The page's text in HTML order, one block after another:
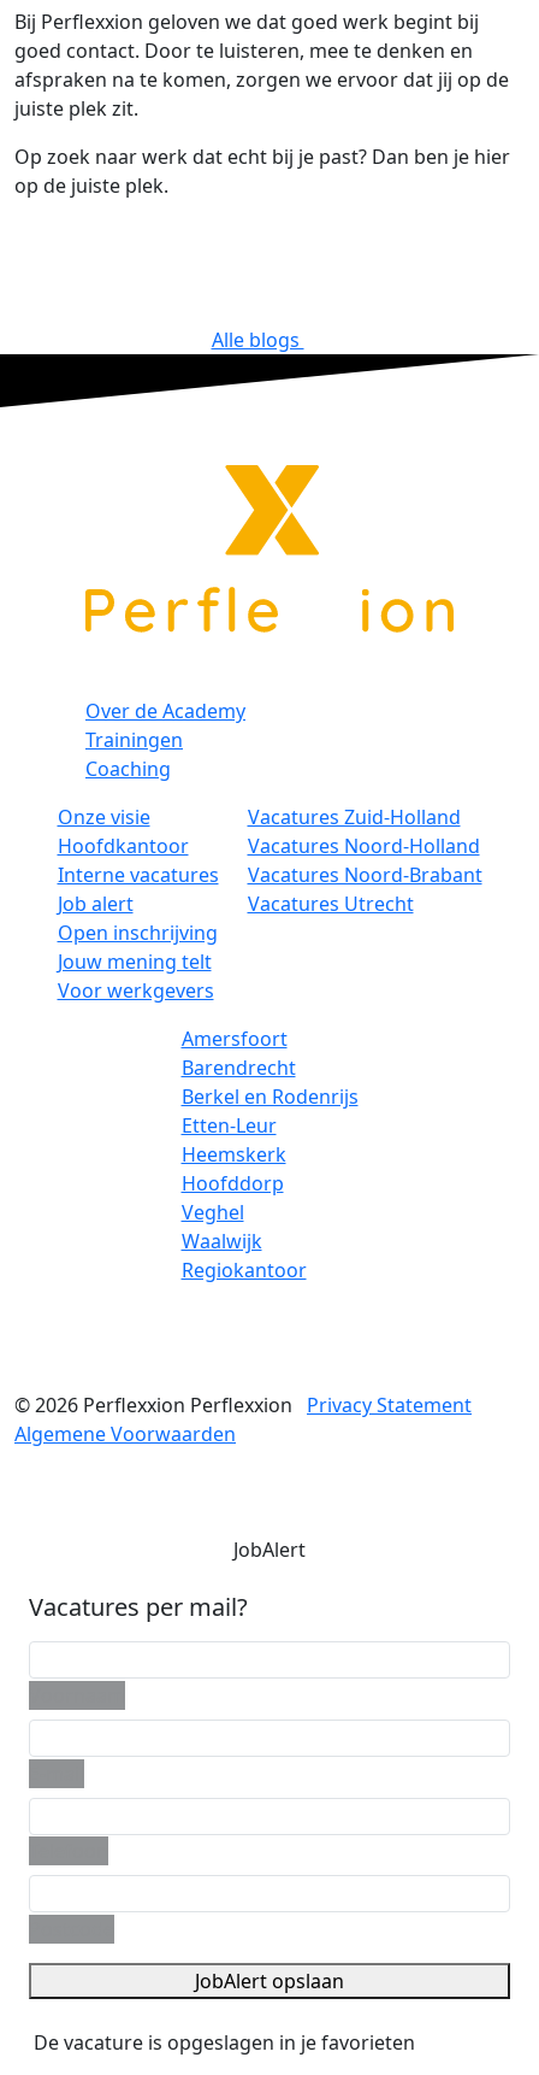
Bij Perflexxion geloven we dat goed werk begint bij
goed contact. Door te luisteren, mee te denken en
afspraken na te komen, zorgen we ervoor dat jij op de
juiste plek zit.
Op zoek naar werk dat echt bij je past? Dan ben je hier
op de juiste plek.
Alle blogs
Over de Academy
Trainingen
Coaching
Onze visie
Hoofdkantoor
Interne vacatures
Job alert
Open inschrijving
Jouw mening telt
Voor werkgevers
Vacatures Zuid-Holland
Vacatures Noord-Holland
Vacatures Noord-Brabant
Vacatures Utrecht
Amersfoort
Barendrecht
Berkel en Rodenrijs
Etten-Leur
Heemskerk
Hoofddorp
Veghel
Waalwijk
Regiokantoor
© 2026 Perflexxion Perflexxion
Privacy Statement
Algemene Voorwaarden
JobAlert
Vacatures per mail?
JobAlert opslaan
De vacature is opgeslagen in je favorieten